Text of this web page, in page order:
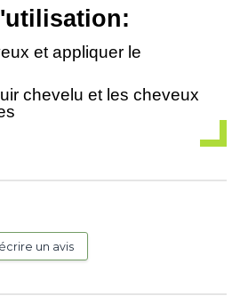
et appliquer le
chevelu et les cheveux
un avis